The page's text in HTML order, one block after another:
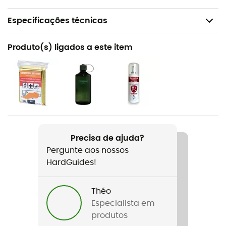
Especificações técnicas
Recomendado para
Caminhada / O dia a dia / Ciclismo / Daily use
Género
Homem / Mulher
Peso
Nome do produto
Mineo Messenger 9
100 % Polyester (recyclé)
Produto(s) ligados a este item
Precisa de ajuda?
Pergunte aos nossos
HardGuides!
Théo
Especialista em
produtos